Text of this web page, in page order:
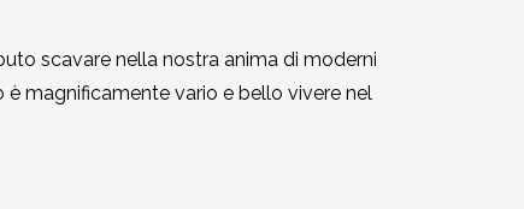
scavare nella nostra anima di moderni
magnificamente vario e bello vivere nel